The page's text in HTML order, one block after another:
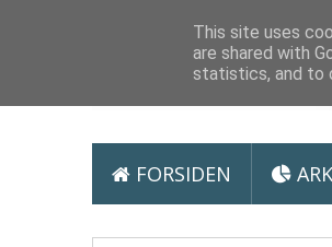
FORSIDEN
This site uses
are shared with
statistics, and to